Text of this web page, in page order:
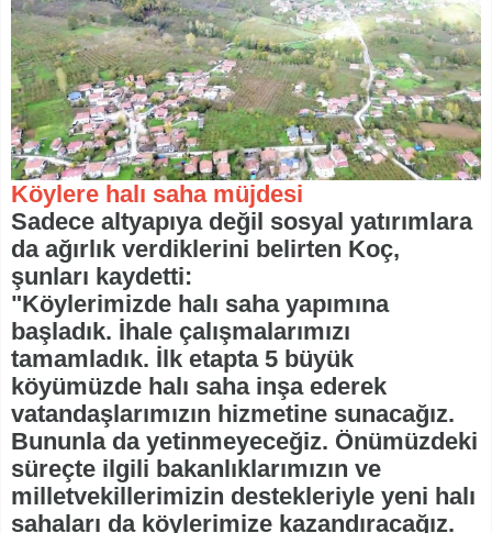
Köylere halı saha müjdesi
Sadece altyapıya değil sosyal yatırımlara
da ağırlık verdiklerini belirten Koç,
şunları kaydetti:
"Köylerimizde halı saha yapımına
başladık. İhale çalışmalarımızı
tamamladık. İlk etapta 5 büyük
köyümüzde halı saha inşa ederek
vatandaşlarımızın hizmetine sunacağız.
Bununla da yetinmeyeceğiz. Önümüzdeki
süreçte ilgili bakanlıklarımızın ve
milletvekillerimizin destekleriyle yeni halı
sahaları da köylerimize kazandıracağız.